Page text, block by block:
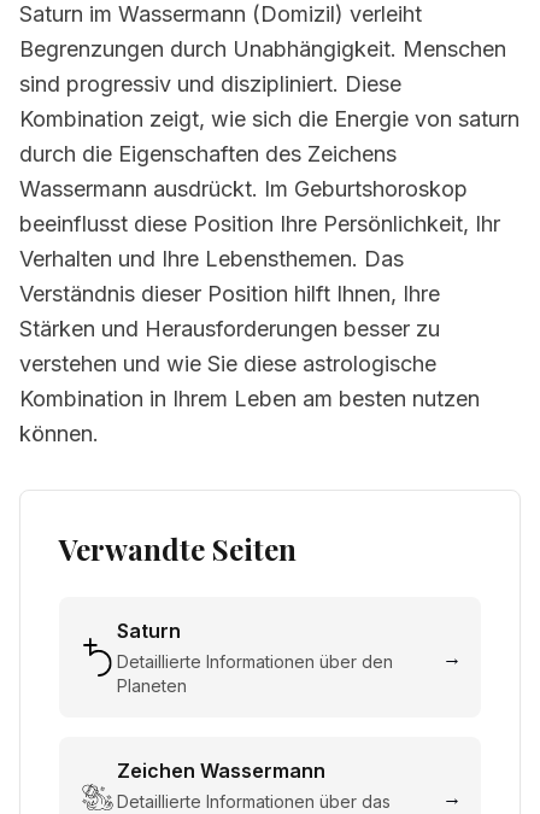
Saturn im Wassermann (Domizil) verleiht
Begrenzungen durch Unabhängigkeit. Menschen
sind progressiv und diszipliniert. Diese
Kombination zeigt, wie sich die Energie von saturn
durch die Eigenschaften des Zeichens
Wassermann ausdrückt. Im Geburtshoroskop
beeinflusst diese Position Ihre Persönlichkeit, Ihr
Verhalten und Ihre Lebensthemen. Das
Verständnis dieser Position hilft Ihnen, Ihre
Stärken und Herausforderungen besser zu
verstehen und wie Sie diese astrologische
Kombination in Ihrem Leben am besten nutzen
können.
Verwandte Seiten
Saturn
Detaillierte Informationen über den
Planeten
→
Zeichen Wassermann
Detaillierte Informationen über das
→